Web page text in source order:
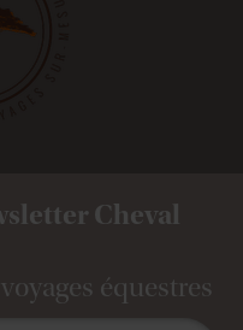
Cheval
équestres